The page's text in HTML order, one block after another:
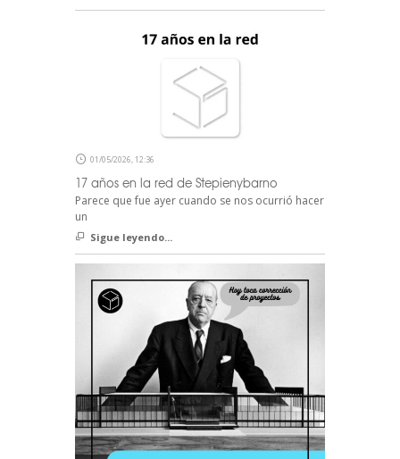
01/05/2026, 12:36
17 años en la red de Stepienybarno
Parece que fue ayer cuando se nos ocurrió hacer
un
Sigue leyendo...